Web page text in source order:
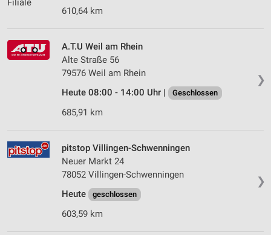
610,64 km
❯
A.T.U Weil am Rhein
Alte Straße 56
79576 Weil am Rhein
Heute 08:00 - 14:00 Uhr |
Geschlossen
685,91 km
❯
pitstop Villingen-Schwenningen
Neuer Markt 24
78052 Villingen-Schwenningen
Heute
geschlossen
603,59 km